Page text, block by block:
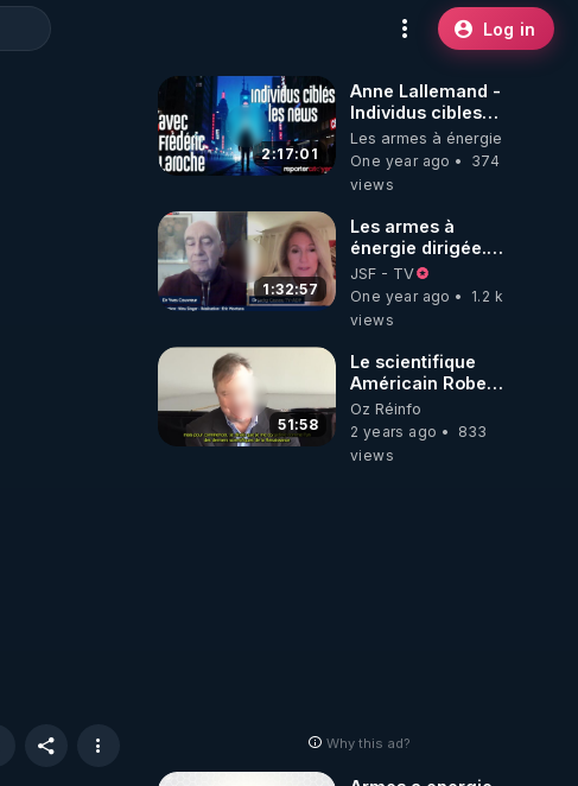
Log in
2:17:01
Anne Lallemand -
Individus cibles
les news avec
Yves Couvreur et
Frederic Laroche
Les armes à énergie dirigée...
One year ago
374
views
1:32:57
Les armes à
énergie dirigée.
Dr Yves Couvreur,
anatomopathologiste
JSF - TV
One year ago
1.2 k
views
51:58
Le scientifique
Américain Robert
Duncan dévoile
les technologies
secrètes de
Oz Réinfo
2 years ago
833
views
Why this ad?